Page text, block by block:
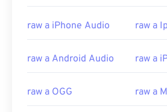
raw a iPhone Audio raw a
raw a Android Audio raw a
raw a OGG raw a